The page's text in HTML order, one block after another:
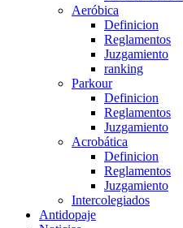
Aeróbica
Definicion
Reglamentos
Juzgamiento
ranking
Parkour
Definicion
Reglamentos
Juzgamiento
Acrobática
Definicion
Reglamentos
Juzgamiento
Intercolegiados
Antidopaje